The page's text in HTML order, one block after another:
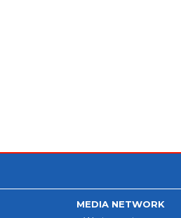
MEDIA NETWORK